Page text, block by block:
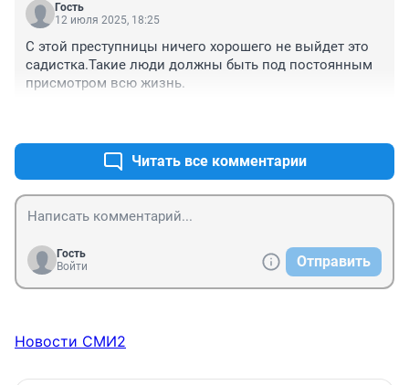
Гость
12 июля 2025, 18:25
С этой преступницы ничего хорошего не выйдет это
садистка.Такие люди должны быть под постоянным
присмотром всю жизнь.
Читать все комментарии
Гость
Войти
Отправить
Новости СМИ2